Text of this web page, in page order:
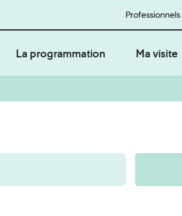
Professionnels
La programmation Ma visite